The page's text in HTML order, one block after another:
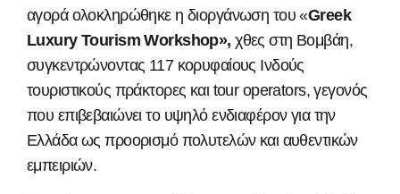
αγορά ολοκληρώθηκε η διοργάνωση του «Greek
Luxury Tourism Workshop»,χθες στη Βομβάη,
συγκεντρώνοντας 117 κορυφαίους Ινδούς
τουριστικούς πράκτορες και tour operators, γεγονός
που επιβεβαιώνει το υψηλό ενδιαφέρον για την
Ελλάδα ως προορισμό πολυτελών και αυθεντικών
εμπειριών.